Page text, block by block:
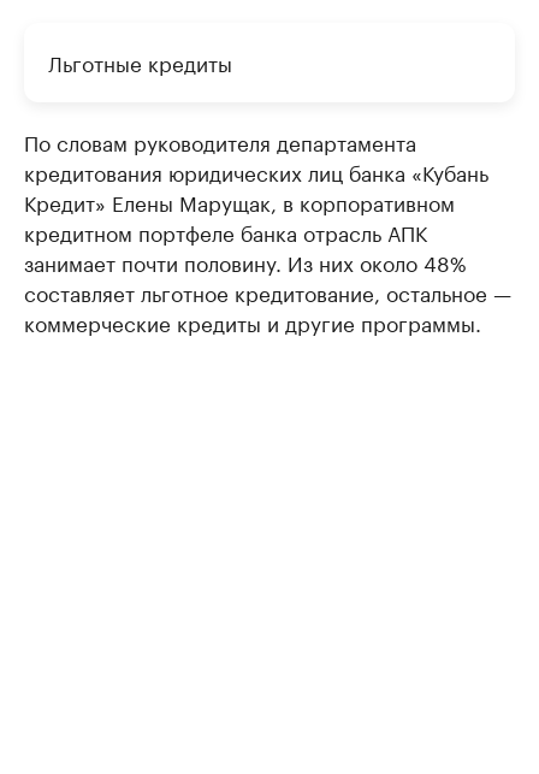
Льготные кредиты
По словам руководителя департамента
кредитования юридических лиц банка «Кубань
Кредит» Елены Марущак, в корпоративном
кредитном портфеле банка отрасль АПК
занимает почти половину. Из них около 48%
составляет льготное кредитование, остальное —
коммерческие кредиты и другие программы.